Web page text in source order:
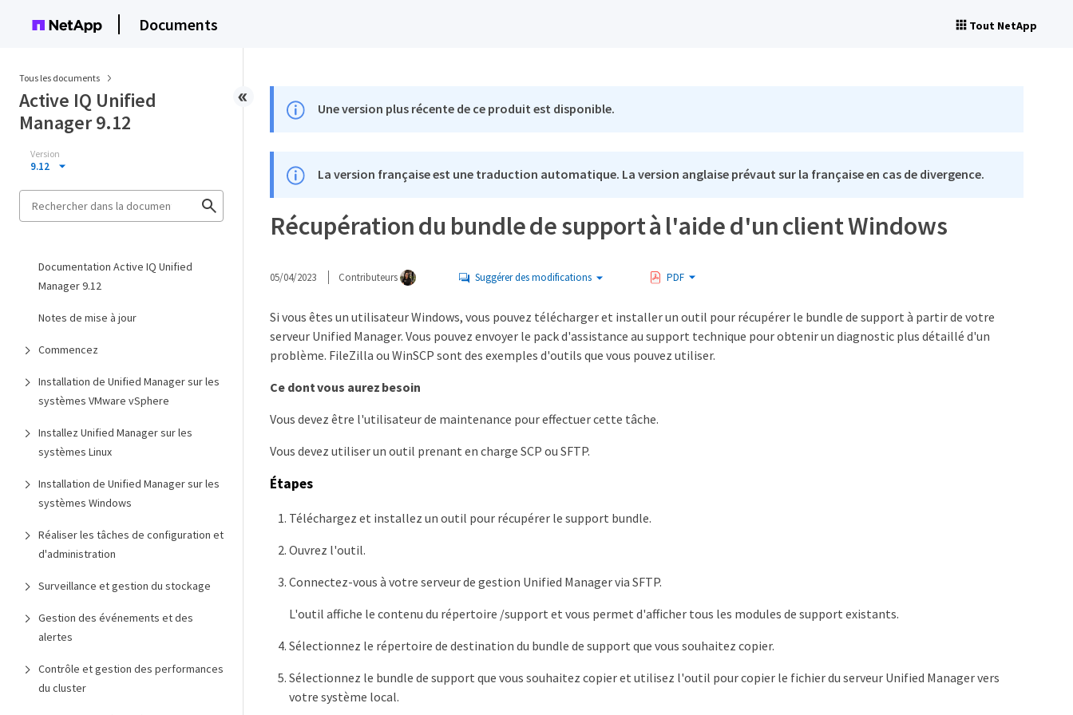
Documents Tout NetApp
Tous les documents
Active IQ Unified
Manager 9.12
Version
9.12
Documentation Active IQ Unified
Manager 9.12
Notes de mise à jour
Commencez
Installation de Unified Manager sur les
systèmes VMware vSphere
Installez Unified Manager sur les
systèmes Linux
Installation de Unified Manager sur les
systèmes Windows
Réaliser les tâches de configuration et
d'administration
Surveillance et gestion du stockage
Gestion des événements et des
alertes
Contrôle et gestion des performances
du cluster
Une version plus récente de ce produit est disponible.
La version française est une traduction automatique. La version anglaise prévaut sur la française en cas de divergence.
Récupération du bundle de support à l'aide d'un client Windows
05/04/2023 Contributeurs Suggérer des modifications PDF
Si vous êtes un utilisateur Windows, vous pouvez télécharger et installer un outil pour récupérer le bundle de support à partir de votre
serveur Unified Manager. Vous pouvez envoyer le pack d'assistance au support technique pour obtenir un diagnostic plus détaillé d'un
problème. FileZilla ou WinSCP sont des exemples d'outils que vous pouvez utiliser.
Ce dont vous aurez besoin
Vous devez être l'utilisateur de maintenance pour effectuer cette tâche.
Vous devez utiliser un outil prenant en charge SCP ou SFTP.
Étapes
Téléchargez et installez un outil pour récupérer le support bundle.
Ouvrez l'outil.
Connectez-vous à votre serveur de gestion Unified Manager via SFTP.
L'outil affiche le contenu du répertoire /support et vous permet d'afficher tous les modules de support existants.
Sélectionnez le répertoire de destination du bundle de support que vous souhaitez copier.
Sélectionnez le bundle de support que vous souhaitez copier et utilisez l'outil pour copier le fichier du serveur Unified Manager vers
votre système local.